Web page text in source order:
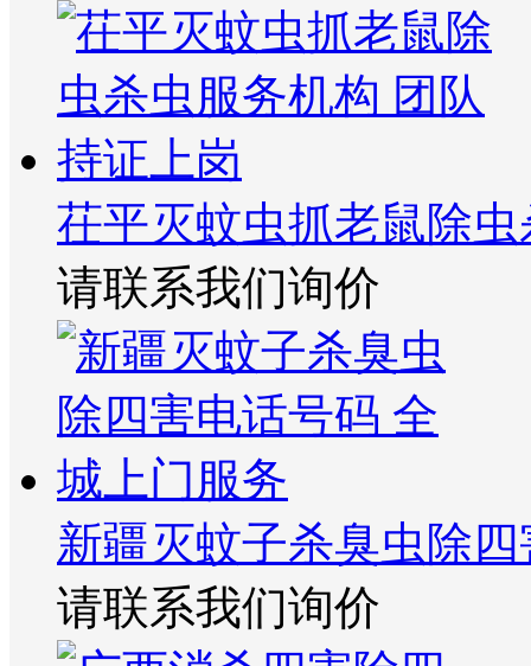
茌平灭蚊虫抓老鼠除
请联系我们询价
新疆灭蚊子杀臭虫除
请联系我们询价